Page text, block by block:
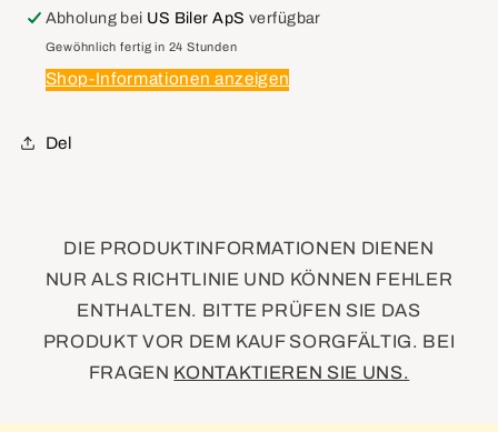
Lens,Auxiliary
Side
Front
Turn
Lamp
Lens,Auxiliary
Side
Front
Turn
Abholung bei US Biler ApS verfügbar
Gewöhnlich fertig in 24 Stunden
Shop-Informationen anzeigen
Del
DIE PRODUKTINFORMATIONEN DIENEN
NUR ALS RICHTLINIE UND KÖNNEN FEHLER
ENTHALTEN. BITTE PRÜFEN SIE DAS
PRODUKT VOR DEM KAUF SORGFÄLTIG. BEI
FRAGEN KONTAKTIEREN SIE UNS.